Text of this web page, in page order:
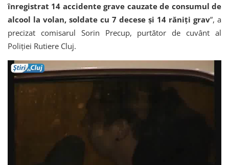
înregistrat 14 accidente grave cauzate de consumul de
alcool la volan, soldate cu 7 decese și 14 răniți grav”, a
precizat comisarul Sorin Precup, purtător de cuvânt al
Poliției Rutiere Cluj.